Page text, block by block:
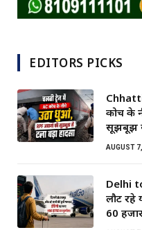
EDITORS PICKS
कोच के
सूझबूझ से
AUGUST
Delhi
लौट रहे
60